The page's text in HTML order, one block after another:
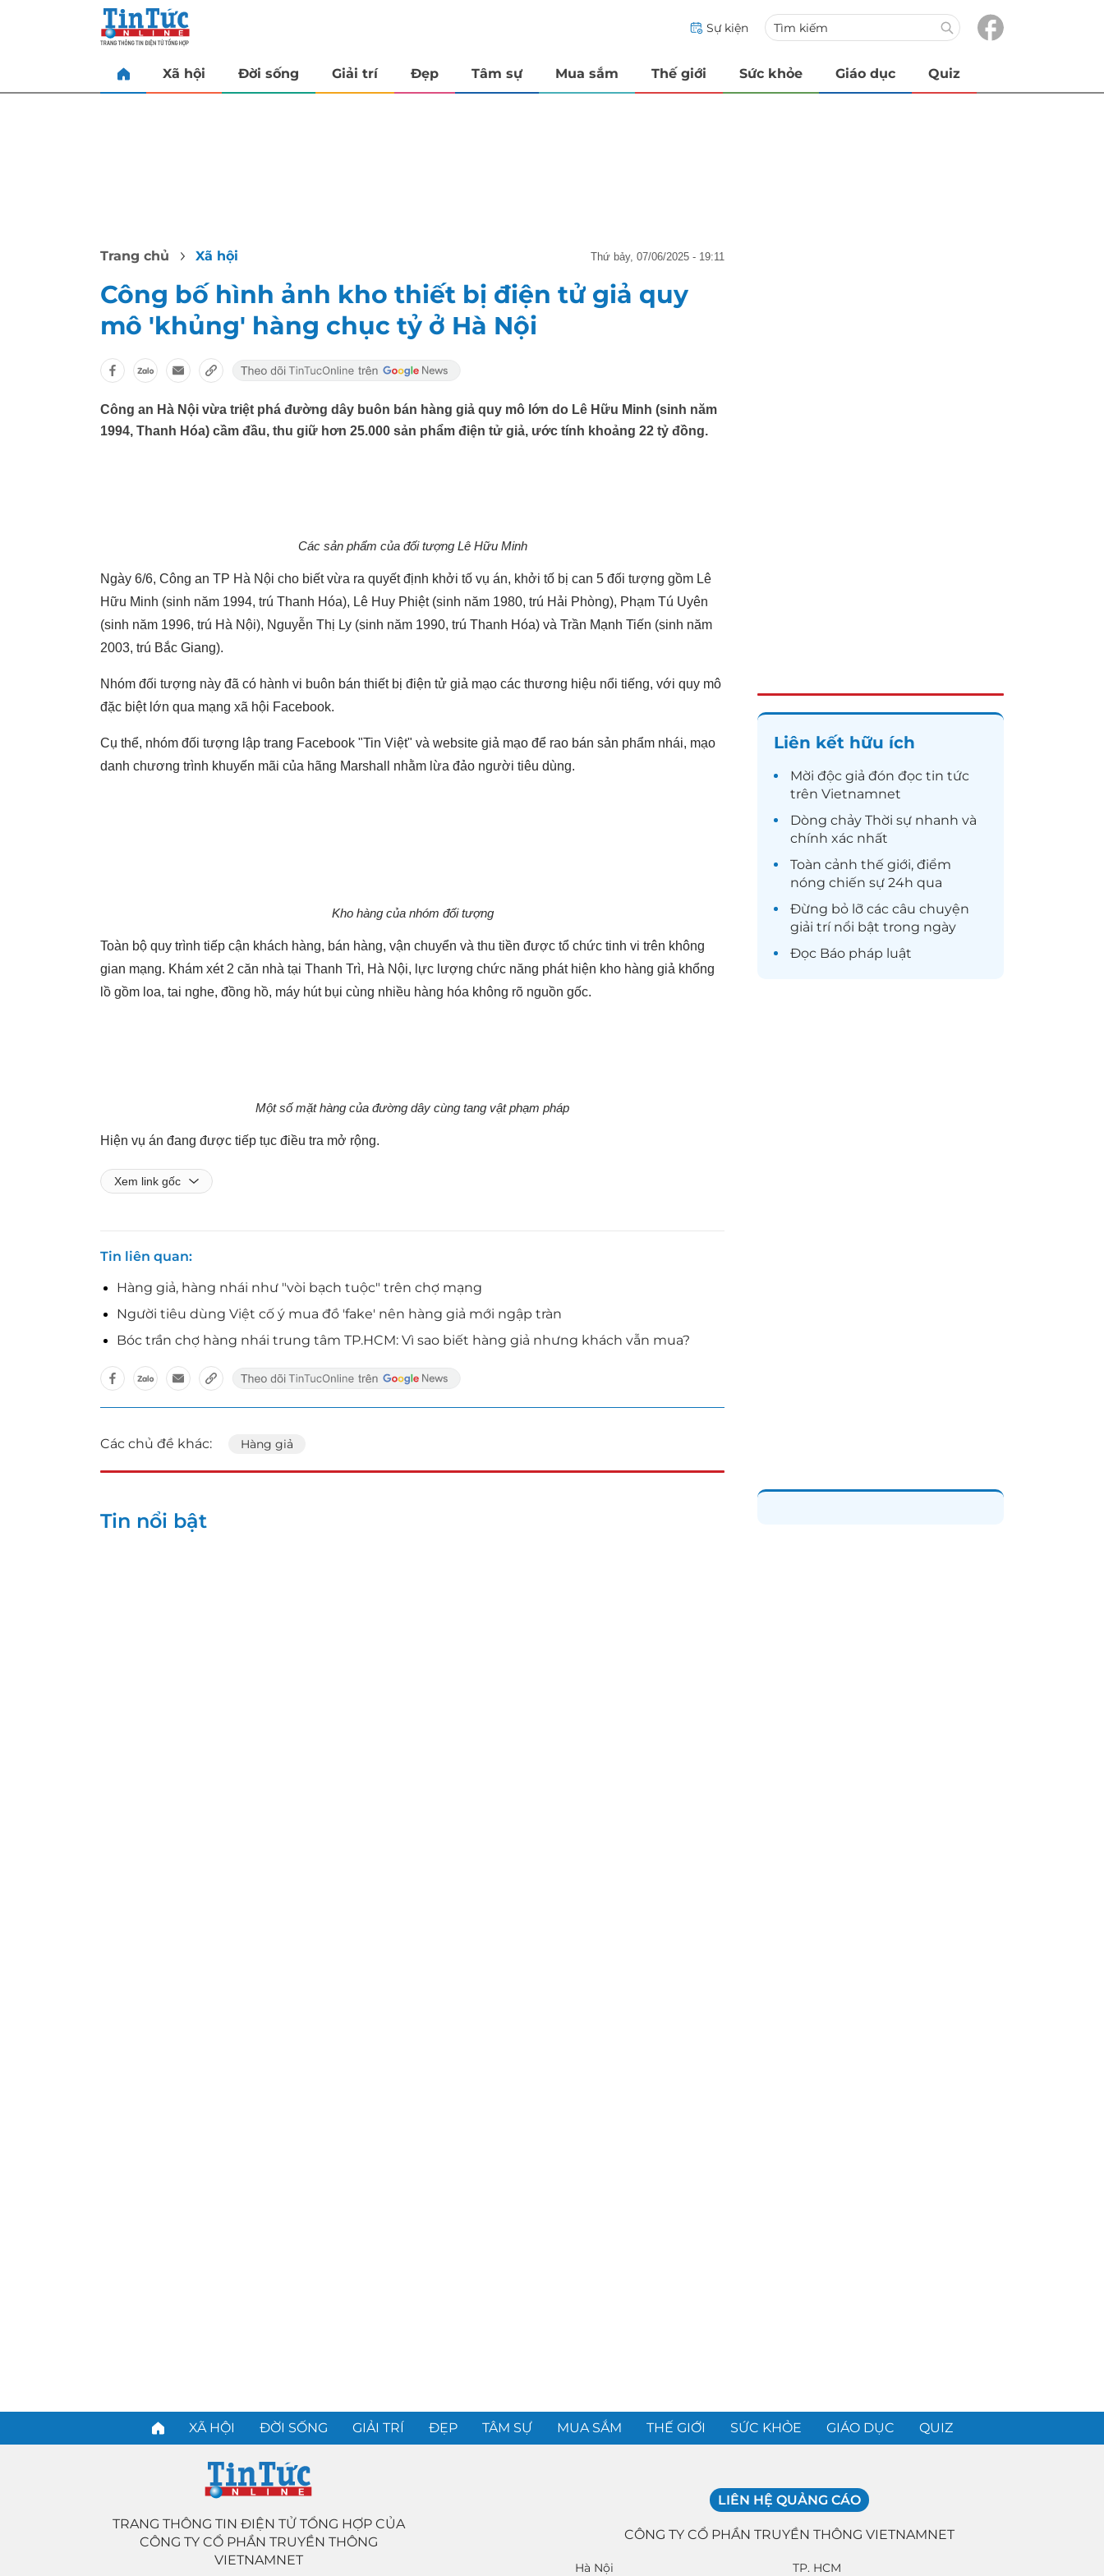
Sự kiện
Xã hội Đời sống Giải trí Đẹp Tâm sự Mua sắm Thế giới Sức khỏe Giáo dục Quiz
Trang chủ Xã hội thứ bảy, 07/06/2025 - 19:11
Công bố hình ảnh kho thiết bị điện tử giả quy
mô 'khủng' hàng chục tỷ ở Hà Nội
Công an Hà Nội vừa triệt phá đường dây buôn bán hàng giả quy mô lớn do Lê Hữu Minh (sinh năm
1994, Thanh Hóa) cầm đầu, thu giữ hơn 25.000 sản phẩm điện tử giả, ước tính khoảng 22 tỷ đồng.
Các sản phẩm của đối tượng Lê Hữu Minh
Ngày 6/6, Công an TP Hà Nội cho biết vừa ra quyết định khởi tố vụ án, khởi tố bị can 5 đối tượng gồm Lê
Hữu Minh (sinh năm 1994, trú Thanh Hóa), Lê Huy Phiệt (sinh năm 1980, trú Hải Phòng), Phạm Tú Uyên
(sinh năm 1996, trú Hà Nội), Nguyễn Thị Ly (sinh năm 1990, trú Thanh Hóa) và Trần Mạnh Tiến (sinh năm
2003, trú Bắc Giang).
Nhóm đối tượng này đã có hành vi buôn bán thiết bị điện tử giả mạo các thương hiệu nổi tiếng, với quy mô
đặc biệt lớn qua mạng xã hội Facebook.
Cụ thể, nhóm đối tượng lập trang Facebook "Tin Việt" và website giả mạo để rao bán sản phẩm nhái, mạo
danh chương trình khuyến mãi của hãng Marshall nhằm lừa đảo người tiêu dùng.
Kho hàng của nhóm đối tượng
Toàn bộ quy trình tiếp cận khách hàng, bán hàng, vận chuyển và thu tiền được tổ chức tinh vi trên không
gian mạng. Khám xét 2 căn nhà tại Thanh Trì, Hà Nội, lực lượng chức năng phát hiện kho hàng giả khổng
lồ gồm loa, tai nghe, đồng hồ, máy hút bụi cùng nhiều hàng hóa không rõ nguồn gốc.
Một số mặt hàng của đường dây cùng tang vật phạm pháp
Hiện vụ án đang được tiếp tục điều tra mở rộng.
Xem link gốc
Tin liên quan
Hàng giả, hàng nhái như "vòi bạch tuộc" trên chợ mạng
Người tiêu dùng Việt cố ý mua đồ 'fake' nên hàng giả mới ngập tràn
Bóc trần chợ hàng nhái trung tâm TP.HCM: Vì sao biết hàng giả nhưng khách vẫn mua?
Các chủ đề khác: Hàng giả
Liên kết hữu ích
Mời độc giả đón đọc tin tức
trên Vietnamnet
Dòng chảy Thời sự nhanh và
chính xác nhất
Toàn cảnh thế giới, điểm
nóng chiến sự 24h qua
Đừng bỏ lỡ các câu chuyện
giải trínổi bật trong ngày
Đọc Báo pháp luật
Tin nổi bật
XÃ HỘI ĐỜI SỐNG GIẢI TRÍ ĐẸP TÂM SỰ MUA SẮM THẾ GIỚI SỨC KHỎE GIÁO DỤC QUIZ
TRANG THÔNG TIN ĐIỆN TỬ TỔNG HỢP CỦA
CÔNG TY CỔ PHẦN TRUYỀN THÔNG
VIETNAMNET
LIÊN HỆ QUẢNG CÁO
CÔNG TY CỔ PHẦN TRUYỀN THÔNG VIETNAMNET
Hà Nội TP. HCM